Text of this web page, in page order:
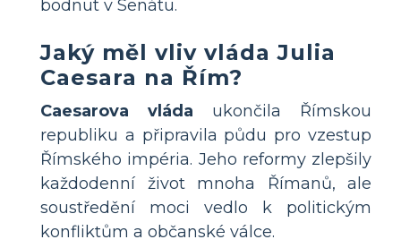
bodnut v Senátu.
Jaký měl vliv vláda Julia
Caesara na Řím?
Caesarova vláda ukončila Římskou
republiku a připravila půdu pro vzestup
Římského impéria. Jeho reformy zlepšily
každodenní život mnoha Římanů, ale
soustředění moci vedlo k politickým
konfliktům a občanské válce.